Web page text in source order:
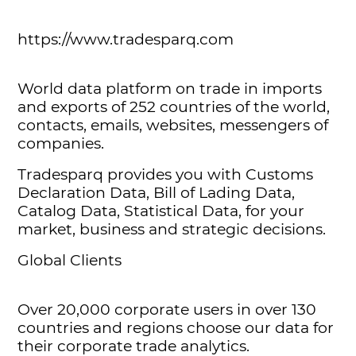
https://www.tradesparq.com
World data platform on trade in imports
and exports of 252 countries of the world,
contacts, emails, websites, messengers of
companies.
Tradesparq provides you with Customs
Declaration Data, Bill of Lading Data,
Catalog Data, Statistical Data, for your
market, business and strategic decisions.
Global Clients
Over 20,000 corporate users in over 130
countries and regions choose our data for
their corporate trade analytics.